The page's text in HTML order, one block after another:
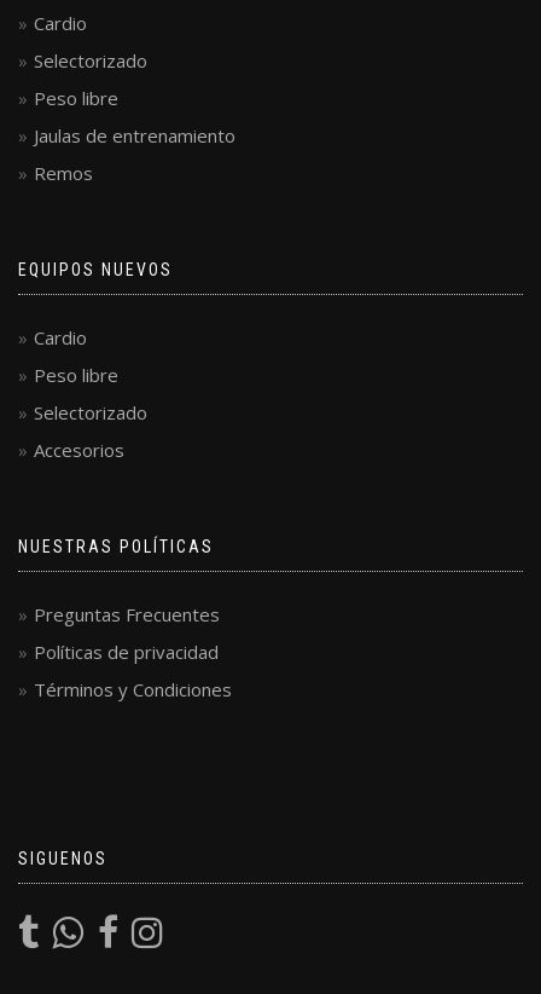
Cardio
Selectorizado
Peso libre
Jaulas de entrenamiento
Remos
EQUIPOS NUEVOS
Cardio
Peso libre
Selectorizado
Accesorios
NUESTRAS POLÍTICAS
Preguntas Frecuentes
Políticas de privacidad
Términos y Condiciones
SIGUENOS